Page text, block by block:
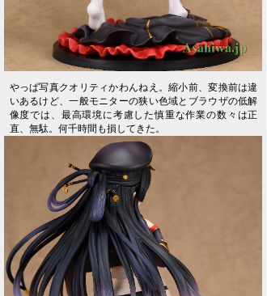
やっぱ写真クオリティかわんねえ。縮小前、変換前は違
いあるけど、一般モニターの狭い色域とブラウザの低解
像度では、最高環境に考慮した慎重な作業の数々は正
直、無駄。何千時間も損してきた。